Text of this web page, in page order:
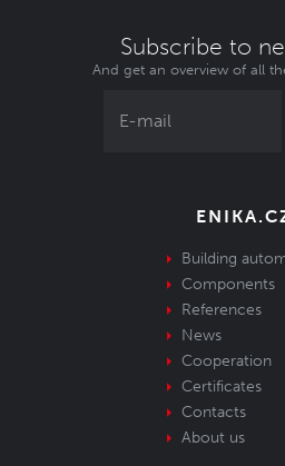
Subscribe to
And get an overview of all
Building
Components
References
News
Cooperation
Certificates
Contacts
About us